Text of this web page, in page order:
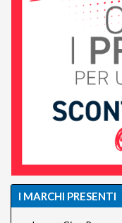
I MARCHI PRESENTI